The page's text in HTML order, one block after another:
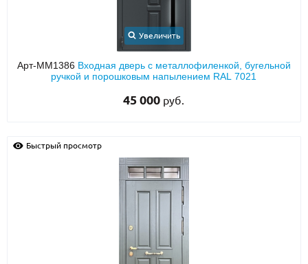
Увеличить
Арт-ММ1386 Входная дверь с металлофиленкой, бугельной
ручкой и порошковым напылением RAL 7021
45 000 руб.
Быстрый просмотр